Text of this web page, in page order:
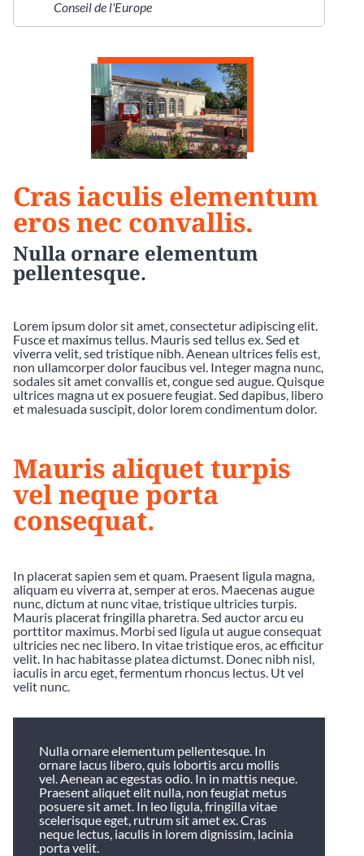
Conseil de l'Europe
Cras iaculis elementum
eros nec convallis.
Nulla ornare elementum
pellentesque.
Lorem ipsum dolor sit amet, consectetur adipiscing elit.
Fusce et maximus tellus. Mauris sed tellus ex. Sed et
viverra velit, sed tristique nibh. Aenean ultrices felis est,
non ullamcorper dolor faucibus vel. Integer magna nunc,
sodales sit amet convallis et, congue sed augue. Quisque
ultrices magna ut ex posuere feugiat. Sed dapibus, libero
et malesuada suscipit, dolor lorem condimentum dolor.
Mauris aliquet turpis
vel neque porta
consequat.
In placerat sapien sem et quam. Praesent ligula magna,
aliquam eu viverra at, semper at eros. Maecenas augue
nunc, dictum at nunc vitae, tristique ultricies turpis.
Mauris placerat fringilla pharetra. Sed auctor arcu eu
porttitor maximus. Morbi sed ligula ut augue consequat
ultricies nec nec libero. In vitae tristique eros, ac efficitur
velit. In hac habitasse platea dictumst. Donec nibh nisl,
iaculis in arcu eget, fermentum rhoncus lectus. Ut vel
velit nunc.
Nulla ornare elementum pellentesque. In
ornare lacus libero, quis lobortis arcu mollis
vel. Aenean ac egestas odio. In in mattis neque.
Praesent aliquet elit nulla, non feugiat metus
posuere sit amet. In leo ligula, fringilla vitae
scelerisque eget, rutrum sit amet ex. Cras
neque lectus, iaculis in lorem dignissim, lacinia
porta velit.